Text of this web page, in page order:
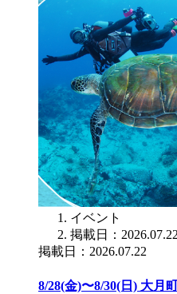
イベント
掲載日：
掲載日：2026.07.22
8/28(金)〜8/30(日) 大月